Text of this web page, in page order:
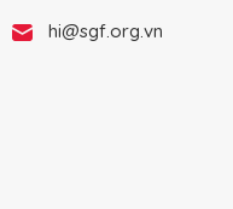
hi@sgf.org.vn